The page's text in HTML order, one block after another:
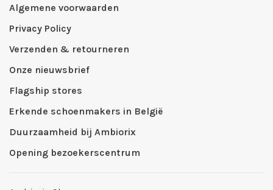
Algemene voorwaarden
Privacy Policy
Verzenden & retourneren
Onze nieuwsbrief
Flagship stores
Erkende schoenmakers in België
Duurzaamheid bij Ambiorix
Opening bezoekerscentrum